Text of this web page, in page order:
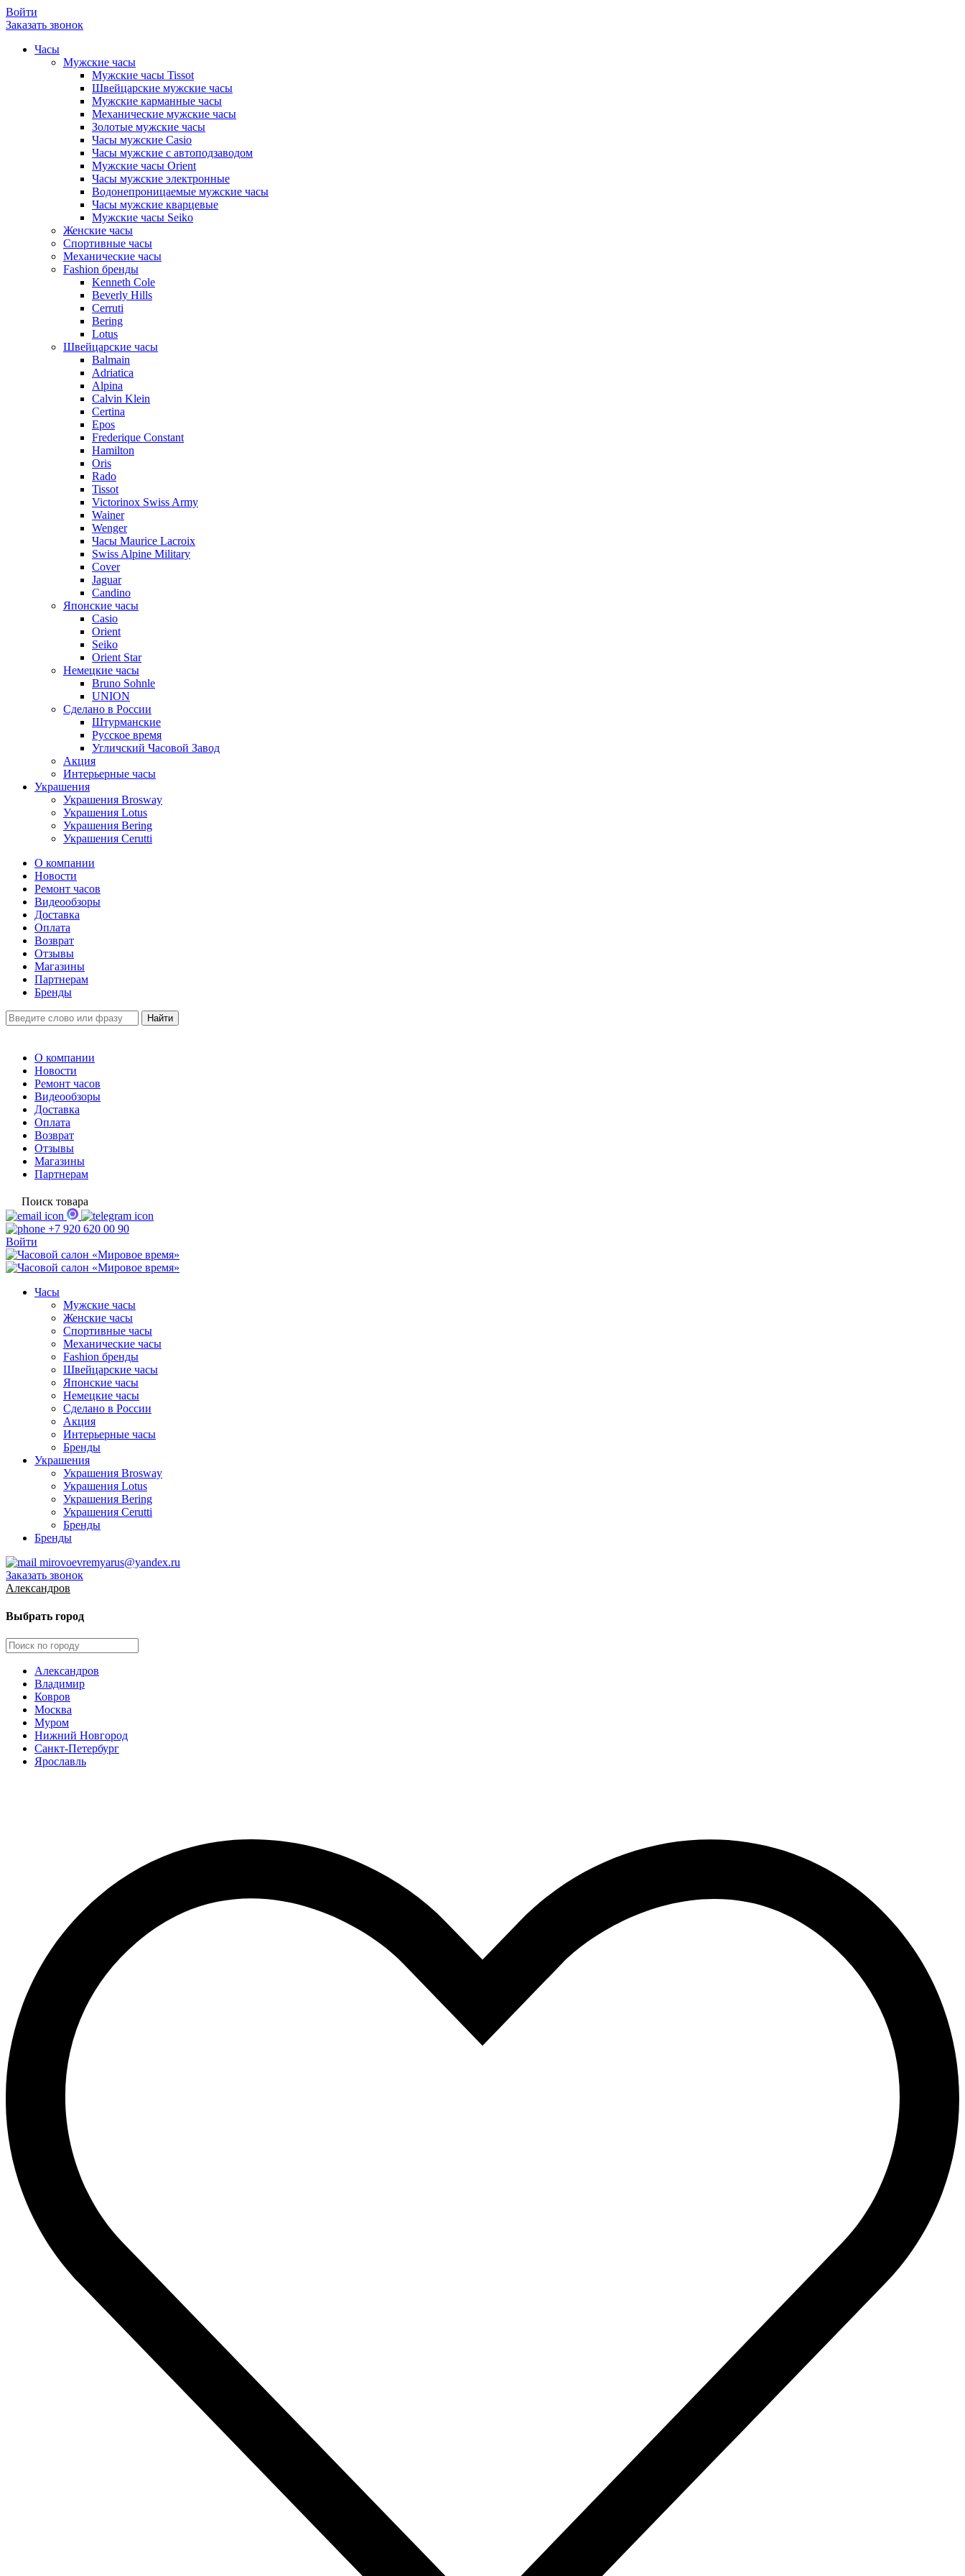
Войти
Заказать звонок
Часы
Мужские часы
Мужские часы Tissot
Швейцарские мужские часы
Мужские карманные часы
Механические мужские часы
Золотые мужские часы
Часы мужские Casio
Часы мужские с автоподзаводом
Мужские часы Orient
Часы мужские электронные
Водонепроницаемые мужские часы
Часы мужские кварцевые
Мужские часы Seiko
Женские часы
Спортивные часы
Механические часы
Fashion бренды
Kenneth Cole
Beverly Hills
Cerruti
Bering
Lotus
Швейцарские часы
Balmain
Adriatica
Alpina
Calvin Klein
Certina
Epos
Frederique Constant
Hamilton
Oris
Rado
Tissot
Victorinox Swiss Army
Wainer
Wenger
Часы Maurice Lacroix
Swiss Alpine Military
Cover
Jaguar
Candino
Японские часы
Casio
Orient
Seiko
Orient Star
Немецкие часы
Bruno Sohnle
UNION
Сделано в России
Штурманские
Русское время
Угличский Часовой Завод
Акция
Интерьерные часы
Украшения
Украшения Brosway
Украшения Lotus
Украшения Bering
Украшения Cerutti
О компании
Новости
Ремонт часов
Видеообзоры
Доставка
Оплата
Возврат
Отзывы
Магазины
Партнерам
Бренды
О компании
Новости
Ремонт часов
Видеообзоры
Доставка
Оплата
Возврат
Отзывы
Магазины
Партнерам
Поиск товара
+7 920 620 00 90
Войти
Часы
Мужские часы
Женские часы
Спортивные часы
Механические часы
Fashion бренды
Швейцарские часы
Японские часы
Немецкие часы
Сделано в России
Акция
Интерьерные часы
Бренды
Украшения
Украшения Brosway
Украшения Lotus
Украшения Bering
Украшения Cerutti
Бренды
Бренды
mirovoevremyarus@yandex.ru
Заказать звонок
Александров
Выбрать город
Александров
Владимир
Ковров
Москва
Муром
Нижний Новгород
Санкт-Петербург
Ярославль